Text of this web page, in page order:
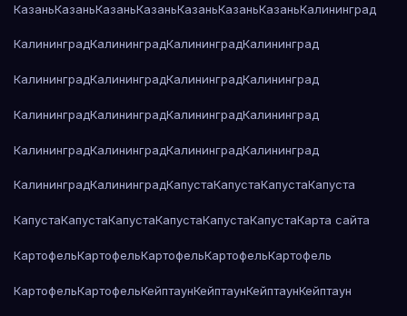
КазаньКазаньКазаньКазаньКазаньКазаньКазаньКалининград
КалининградКалининградКалининградКалининград
КалининградКалининградКалининградКалининград
КалининградКалининградКалининградКалининград
КалининградКалининградКалининградКалининград
КалининградКалининградКапустаКапустаКапустаКапуста
КапустаКапустаКапустаКапустаКапустаКапустаКарта сайта
КартофельКартофельКартофельКартофельКартофель
КартофельКартофельКейптаунКейптаунКейптаунКейптаун